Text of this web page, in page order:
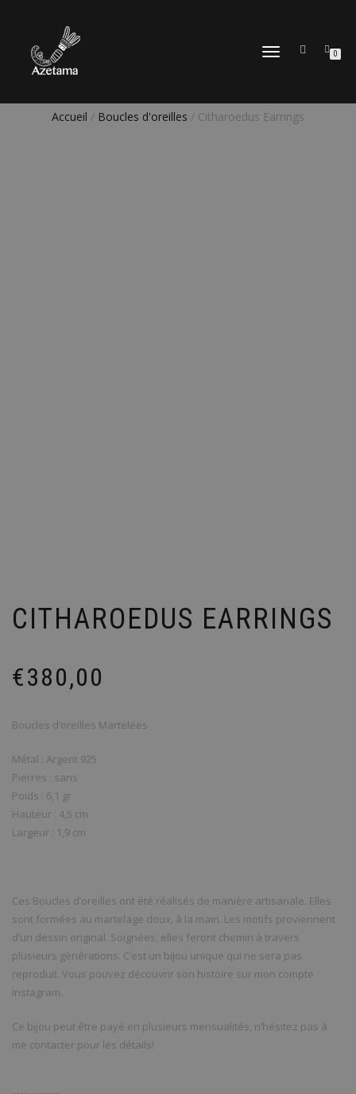
DÉPLIER
0
Accueil / Boucles d'oreilles / Citharoedus Earrings
CITHAROEDUS EARRINGS
€380,00
Boucles d’oreilles Martelées
Métal : Argent 925
Pierres : sans
Poids : 6,1 gr
Hauteur : 4,5 cm
Largeur : 1,9 cm
Ces Boucles d’oreilles ont été réalisés de manière artisanale. Elles
sont formées au martelage doux, à la main. Les motifs proviennent
d’un dessin original. Soignées, elles feront chemin à travers
plusieurs générations. C’est un bijou unique qui ne sera pas
reproduit. Vous pouvez découvrir son histoire sur mon compte
Instagram.
Ce bijou peut être payé en plusieurs mensualités, n’hésitez pas à
me contacter pour les détails!